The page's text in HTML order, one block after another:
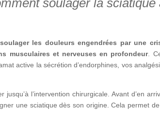
soulager les douleurs engendrées par une
musculaires et nerveuses en profondeur.
active la sécrétion d’endorphines, vos
l’intervention chirurgicale. Avant d’en
une sciatique dès son origine. Cela permet